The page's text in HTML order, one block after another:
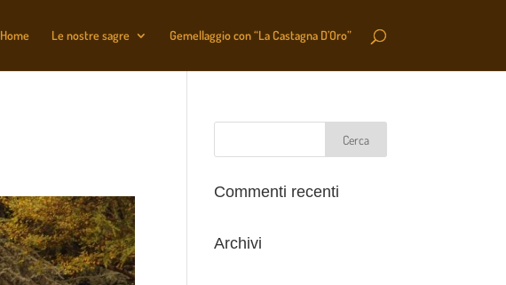
Home Le nostre sagre Gemellaggio con “La Castagna D’Oro”
Commenti recenti
Archivi